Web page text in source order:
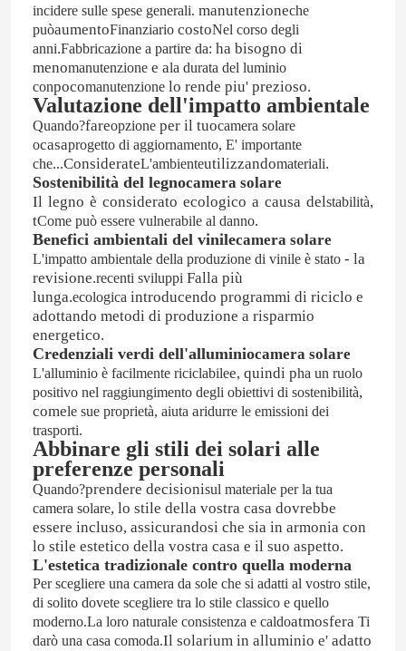
Casa
Prodotti
Video
incidere sulle spese generali. manutenzioneche
puòaumentoFinanziario costoNel corso degli
anni.Fabbricazione a partire da: ha bisogno di
menomanutenzione e ala durata del luminio
conpocomanutenzione lo rende piu' prezioso.
Valutazione dell'impatto ambientale
Quando?fareopzione per il tuocamera solare
ocasaprogetto di aggiornamento, E' importante
che...ConsiderateL'ambienteutilizzandomateriali.
Sostenibilità del legnocamera solare
Il legno è considerato ecologico a causa delstabilità,
tCome può essere vulnerabile al danno.
Benefici ambientali del vinilecamera solare
L'impatto ambientale della produzione di vinile è stato - la
revisione.recenti sviluppi Falla più
lunga.ecologica introducendo programmi di riciclo e
adottando metodi di produzione a risparmio
energetico.
Credenziali verdi dell'alluminiocamera solare
L'alluminio è facilmente riciclabilee, quindi pha un ruolo
positivo nel raggiungimento degli obiettivi di sostenibilità,
comele sue proprietà, aiuta aridurre le emissioni dei
trasporti.
Abbinare gli stili dei solari alle
preferenze personali
Quando?prendere decisionisul materiale per la tua
camera solare, lo stile della vostra casa dovrebbe
essere incluso, assicurandosi che sia in armonia con
lo stile estetico della vostra casa e il suo aspetto.
L'estetica tradizionale contro quella moderna
Per scegliere una camera da sole che si adatti al vostro stile,
di solito dovete scegliere tra lo stile classico e quello
moderno.La loro naturale consistenza e caldoatmosfera Ti
darò una casa comoda.Il solarium in alluminio e' adatto